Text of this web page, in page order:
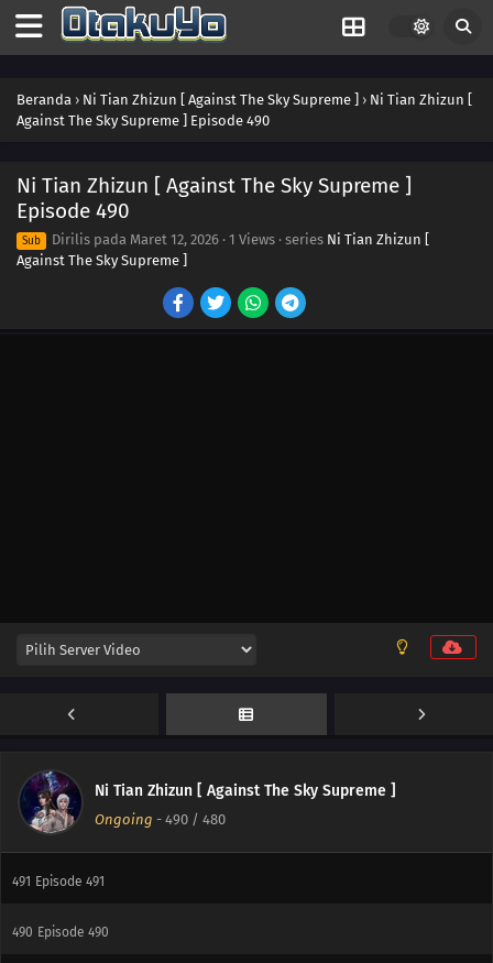
Beranda › Ni Tian Zhizun [ Against The Sky Supreme ] › Ni Tian Zhizun [
Against The Sky Supreme ] Episode 490
Ni Tian Zhizun [ Against The Sky Supreme ]
Episode 490
Sub Dirilis pada Maret 12, 2026 · 1 Views · series Ni Tian Zhizun [
Against The Sky Supreme ]
Ni Tian Zhizun [ Against The Sky Supreme ]
Ongoing - 490 / 480
437 Episode 437
435 Episode 435
433 Episode 433
432
493 Episode 493
492 Episode 492
491 Episode 491
490 Episode 490